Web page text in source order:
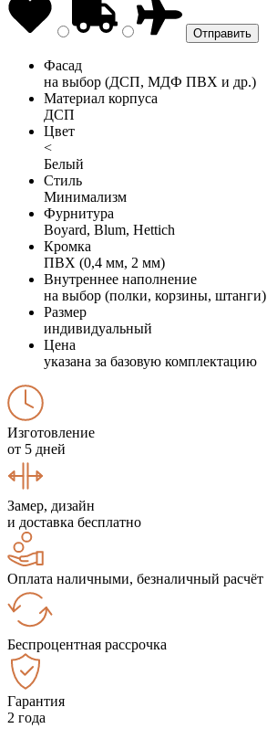
Фасад
на выбор (ДСП, МДФ ПВХ и др.)
Материал корпуса
ДСП
Цвет
<
Белый
Стиль
Минимализм
Фурнитура
Boyard, Blum, Hettich
Кромка
ПВХ (0,4 мм, 2 мм)
Внутреннее наполнение
на выбор (полки, корзины, штанги)
Размер
индивидуальный
Цена
указана за базовую комплектацию
Изготовление
от 5 дней
Замер, дизайн
и доставка бесплатно
Оплата наличными, безналичный расчёт
Беспроцентная рассрочка
Гарантия
2 года